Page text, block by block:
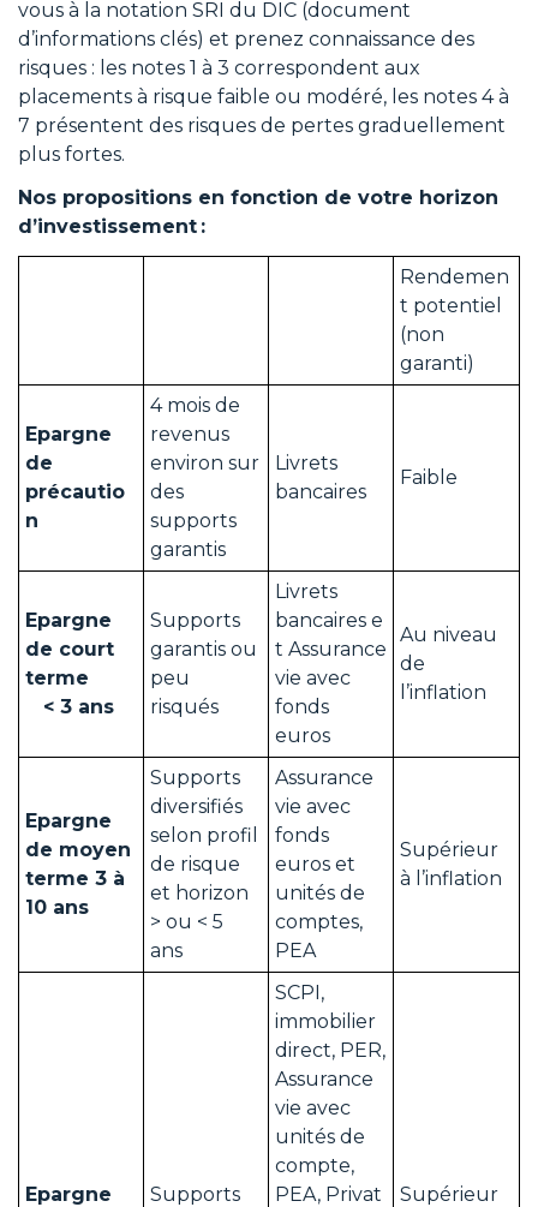
vous à la notation SRI du DIC (document
d’informations clés) et prenez connaissance des
risques : les notes 1 à 3 correspondent aux
placements à risque faible ou modéré, les notes 4 à
7 présentent des risques de pertes graduellement
plus fortes.
Nos propositions en fonction de votre horizon
d’investissement :
Rendemen
t potentiel
(non
garanti)
Epargne
de
précautio
n
4 mois de
revenus
environ sur
des
supports
garantis
Livrets
bancaires
Faible
Epargne
de court
terme
< 3 ans
Supports
garantis ou
peu
risqués
Livrets
bancaires e
t Assurance
vie avec
fonds
euros
Au niveau
de
l’inflation
Epargne
de moyen
terme 3 à
10 ans
Supports
diversifiés
selon profil
de risque
et horizon
> ou < 5
ans
Assurance
vie avec
fonds
euros et
unités de
comptes,
PEA
Supérieur
à l’inflation
Epargne
Supports
SCPI,
immobilier
direct, PER,
Assurance
vie avec
unités de
compte,
PEA, Privat
Supérieur